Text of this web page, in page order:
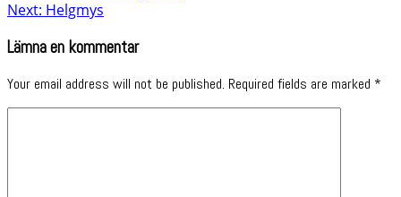
Next: Helgmys
Lämna en kommentar
Your email address will not be published. Required fields are marked *